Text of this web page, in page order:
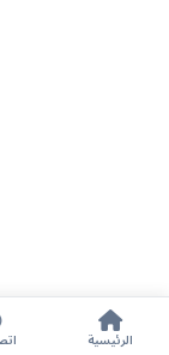
الرئيسية